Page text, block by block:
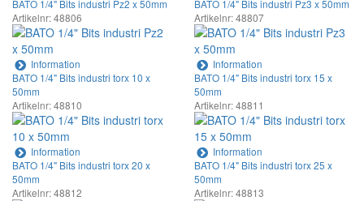
BATO 1/4" Bits industri Pz2 x 50mm
Artikelnr: 48806
Information
BATO 1/4" Bits industri Pz3 x 50mm
Artikelnr: 48807
Information
BATO 1/4" Bits industri torx 10 x
50mm
Artikelnr: 48810
Information
BATO 1/4" Bits industri torx 15 x
50mm
Artikelnr: 48811
Information
BATO 1/4" Bits industri torx 20 x
50mm
Artikelnr: 48812
BATO 1/4" Bits industri torx 25 x
50mm
Artikelnr: 48813